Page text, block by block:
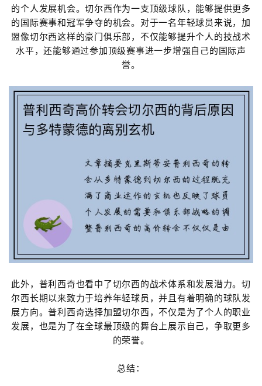
的个人发展机会。切尔西作为一支顶级球队，能够提供更多
的国际赛事和冠军争夺的机会。对于一名年轻球员来说，加
盟像切尔西这样的豪门俱乐部，不仅能够提升个人的技战术
水平，还能够通过参加顶级赛事进一步增强自己的国际声
誉。
此外，普利西奇也看中了切尔西的战术体系和发展潜力。切
尔西长期以来致力于培养年轻球员，并且有着明确的球队发
展方向。普利西奇选择加盟切尔西，不仅是为了个人的职业
发展，也是为了在全球最顶级的舞台上展示自己，争取更多
的荣誉。
总结：